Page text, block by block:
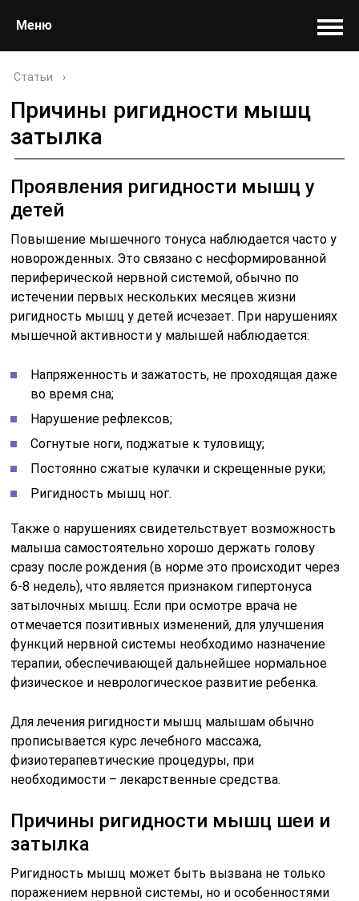
Меню
Статьи ›
Причины ригидности мышц
затылка
Проявления ригидности мышц у
детей
Повышение мышечного тонуса наблюдается часто у
новорожденных. Это связано с несформированной
периферической нервной системой, обычно по
истечении первых нескольких месяцев жизни
ригидность мышц у детей исчезает. При нарушениях
мышечной активности у малышей наблюдается:
Напряженность и зажатость, не проходящая даже
во время сна;
Нарушение рефлексов;
Согнутые ноги, поджатые к туловищу;
Постоянно сжатые кулачки и скрещенные руки;
Ригидность мышц ног.
Также о нарушениях свидетельствует возможность
малыша самостоятельно хорошо держать голову
сразу после рождения (в норме это происходит через
6-8 недель), что является признаком гипертонуса
затылочных мышц. Если при осмотре врача не
отмечается позитивных изменений, для улучшения
функций нервной системы необходимо назначение
терапии, обеспечивающей дальнейшее нормальное
физическое и неврологическое развитие ребенка.
Для лечения ригидности мышц малышам обычно
прописывается курс лечебного массажа,
физиотерапевтические процедуры, при
необходимости – лекарственные средства.
Причины ригидности мышц шеи и
затылка
Ригидность мышц может быть вызвана не только
поражением нервной системы, но и особенностями